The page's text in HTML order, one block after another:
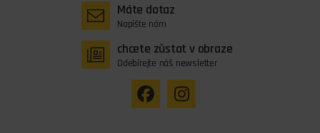
Máte dotaz
Napište nám
chcete zůstat v obraze
Odebírejte náš newsletter